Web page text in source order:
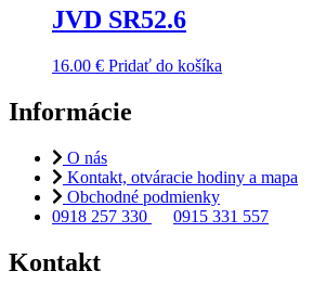
JVD SR52.6
16.00 € Pridať do košíka
Informácie
O nás
Kontakt, otváracie hodiny a mapa
Obchodné podmienky
0918 257 330
0915 331 557
Kontakt